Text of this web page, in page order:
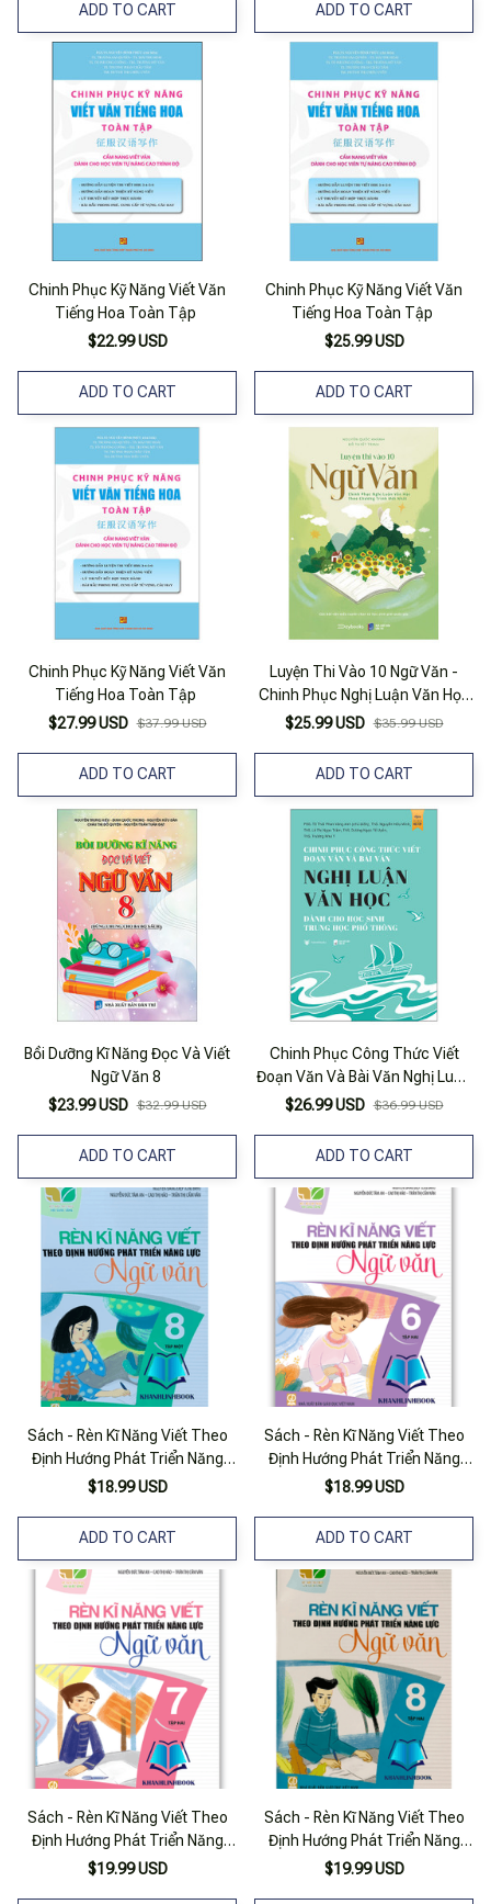
ADD TO CART ADD TO CART
Chinh Phục Kỹ Năng Viết Văn
Tiếng Hoa Toàn Tập
$22.99 USD
ADD TO CART
Chinh Phục Kỹ Năng Viết Văn
Tiếng Hoa Toàn Tập
$25.99 USD
ADD TO CART
Chinh Phục Kỹ Năng Viết Văn
Tiếng Hoa Toàn Tập
$27.99 USD $37.99 USD
ADD TO CART
Luyện Thi Vào 10 Ngữ Văn -
Chinh Phục Nghị Luận Văn Học
Theo Chương Trình Mới Nhất
$25.99 USD $35.99 USD
ADD TO CART
Bồi Dưỡng Kĩ Năng Đọc Và Viết
Ngữ Văn 8
$23.99 USD $32.99 USD
ADD TO CART
Chinh Phục Công Thức Viết
Đoạn Văn Và Bài Văn Nghị Luận
Văn Học Dành Cho Học Sinh
$26.99 USD $36.99 USD
ADD TO CART
Sách - Rèn Kĩ Năng Viết Theo
Định Hướng Phát Triển Năng
Lực Ngữ Văn 8 - Tập 1 ( Kết Nối
$18.99 USD
ADD TO CART
Sách - Rèn Kĩ Năng Viết Theo
Định Hướng Phát Triển Năng
Lực Ngữ Văn 6 - Tập 2 ( Kết Nối
$18.99 USD
ADD TO CART
Sách - Rèn Kĩ Năng Viết Theo
Định Hướng Phát Triển Năng
Lực Ngữ Văn 7 - Tập 2 ( Kết Nối
$19.99 USD
Sách - Rèn Kĩ Năng Viết Theo
Định Hướng Phát Triển Năng
Lực Ngữ Văn 8 - Tập 2 ( Kết Nối
$19.99 USD